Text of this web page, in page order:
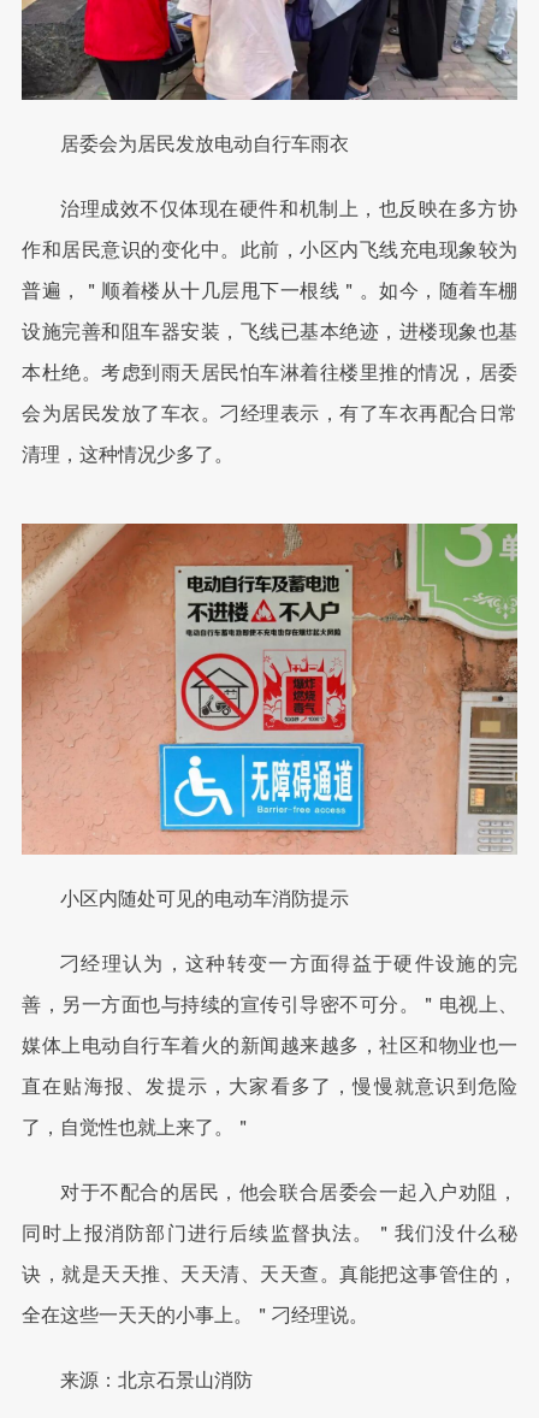
居委会为居民发放电动自行车雨衣
治理成效不仅体现在硬件和机制上，也反映在多方协
作和居民意识的变化中。此前，小区内飞线充电现象较为
普遍，＂顺着楼从十几层甩下一根线＂。如今，随着车棚
设施完善和阻车器安装，飞线已基本绝迹，进楼现象也基
本杜绝。考虑到雨天居民怕车淋着往楼里推的情况，居委
会为居民发放了车衣。刁经理表示，有了车衣再配合日常
清理，这种情况少多了。
小区内随处可见的电动车消防提示
刁经理认为，这种转变一方面得益于硬件设施的完
善，另一方面也与持续的宣传引导密不可分。＂电视上、
媒体上电动自行车着火的新闻越来越多，社区和物业也一
直在贴海报、发提示，大家看多了，慢慢就意识到危险
了，自觉性也就上来了。＂
对于不配合的居民，他会联合居委会一起入户劝阻，
同时上报消防部门进行后续监督执法。＂我们没什么秘
诀，就是天天推、天天清、天天查。真能把这事管住的，
全在这些一天天的小事上。＂刁经理说。
来源：北京石景山消防